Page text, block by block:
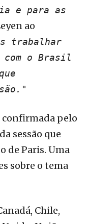
e para as
ao
trabalhar
com o Brasil
confirmada pelo
sessão que
de Paris. Uma
sobre o tema
Chile,